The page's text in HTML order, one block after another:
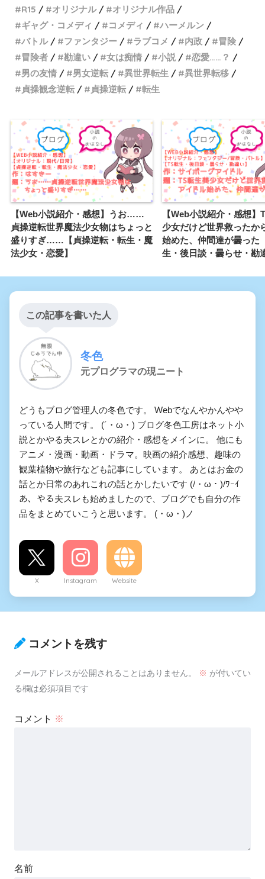
R15
オリジナル
オリジナル作品
ギャグ・コメディ
コメディ
ハーメルン
バトル
ファンタジー ラブコメ 内政
冒険
冒険者
勘違い 女は痴情 小説
恋愛……？
男の友情
男女逆転 異世界転生
異世界転移
貞操観念逆転
貞操逆転 転生
【Web小説紹介・感想】うお……
貞操逆転世界魔法少女物はちょっと
盛りすぎ……【貞操逆転・転生・魔
法少女・恋愛】
【Web小説紹介・感想】
少女だけど世界救ったか
始めた、仲間達が曇った
生・後日談・曇らせ・勘
この記事を書いた人
冬色
元プログラマの現ニート
どうもブログ管理人の冬色です。 Webでなんやかんやや
っている人間です。 (´・ω・) ブログ冬色工房はネット小
説とかやる夫スレとかの紹介・感想をメインに。 他にも
アニメ・漫画・動画・ドラマ。映画の紹介感想、趣味の
観葉植物や旅行なども記事にしています。 あとはお金の
話とか日常のあれこれの話とかしたいです (/・ω・)/ﾜｰｲ
あ、やる夫スレも始めましたので、ブログでも自分の作
品をまとめていこうと思います。 (・ω・)ノ
X Instagram Website
コメントを残す
メールアドレスが公開されることはありません。 ※ が付いてい
る欄は必須項目です
コメント ※
名前